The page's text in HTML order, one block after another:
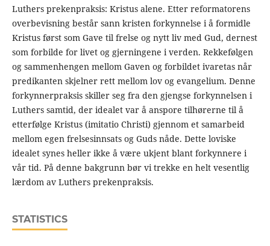
Luthers prekenpraksis: Kristus alene. Etter reformatorens
overbevisning består sann kristen forkynnelse i å formidle
Kristus først som Gave til frelse og nytt liv med Gud, dernest
som forbilde for livet og gjerningene i verden. Rekkefølgen
og sammenhengen mellom Gaven og forbildet ivaretas når
predikanten skjelner rett mellom lov og evangelium. Denne
forkynnerpraksis skiller seg fra den gjengse forkynnelsen i
Luthers samtid, der idealet var å anspore tilhørerne til å
etterfølge Kristus (imitatio Christi) gjennom et samarbeid
mellom egen frelsesinnsats og Guds nåde. Dette loviske
idealet synes heller ikke å være ukjent blant forkynnere i
vår tid. På denne bakgrunn bør vi trekke en helt vesentlig
lærdom av Luthers prekenpraksis.
STATISTICS